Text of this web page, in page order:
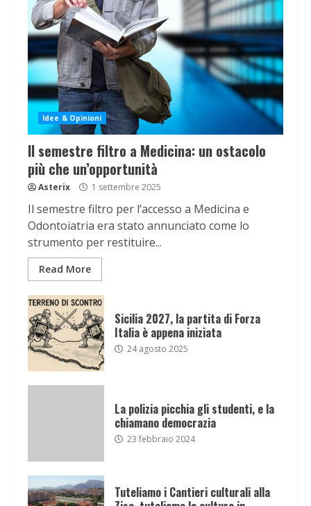
Idee & Opinioni
Il semestre filtro a Medicina: un ostacolo
più che un’opportunità
Asterix 1 settembre 2025
Il semestre filtro per l’accesso a Medicina e
Odontoiatria era stato annunciato come lo
strumento per restituire...
Read More
Sicilia 2027, la partita di Forza
Italia è appena iniziata
24 agosto 2025
La polizia picchia gli studenti, e la
chiamano democrazia
23 febbraio 2024
Tuteliamo i Cantieri culturali alla